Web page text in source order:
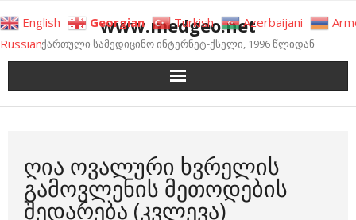
to
content
www.medgeo.net
ქართული სამედიცინო ინტერნეტ-ქსელი, 1996 წლიდან
ᲦᲘᲐ ᲝᲕᲐᲚᲣᲠᲘ ᲮᲕᲠᲔᲚᲘᲡ
ᲒᲐᲛᲝᲕᲚᲔᲜᲘᲡ ᲛᲔᲗᲝᲓᲔᲑᲘᲡ
ᲨᲔᲓᲐᲠᲔᲑᲐ (ᲙᲕᲚᲔᲕᲐ)
English Georgian Turkish Azerbaijani
Russian